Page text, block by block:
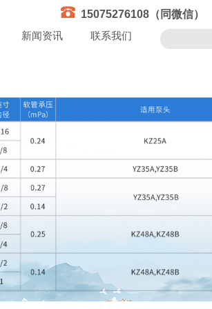
15075276108（同微信）
新闻资讯 联系我们